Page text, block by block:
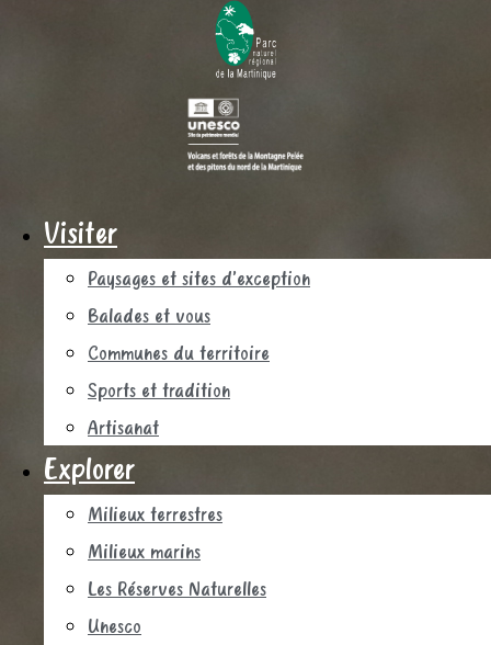
Visiter
Paysages et sites d’exception
Balades et vous
Communes du territoire
Sports et tradition
Artisanat
Explorer
Milieux terrestres
Milieux marins
Les Réserves Naturelles
Unesco